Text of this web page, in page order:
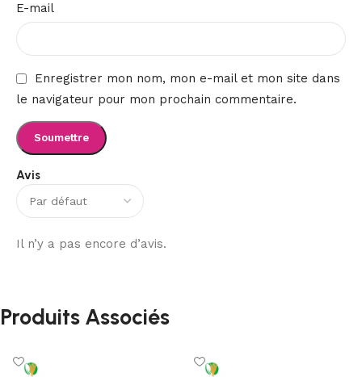
Avis
Il n’y a pas encore d’avis.
E-mail
Enregistrer mon nom, mon e-mail et mon site dans
le navigateur pour mon prochain commentaire.
Produits Associés